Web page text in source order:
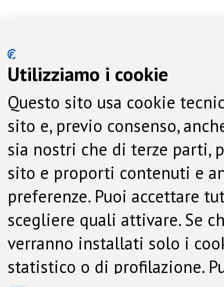
Utilizziamo i cookie
Questo sito usa cookie
sito e, previo consenso,
sia nostri che di terze parti,
sito e proporti contenuti e
preferenze. Puoi accettare
scegliere quali attivare. Se
verranno installati solo i
statistico o di profilazione.